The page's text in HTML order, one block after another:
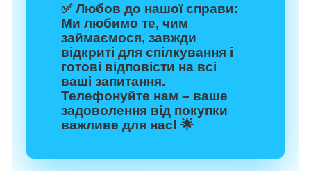
✅Любов до нашої справи:
Ми любимо те, чим
займаємося, завжди
відкриті для спілкування і
готові відповісти на всі
ваші запитання.
Телефонуйте нам – ваше
задоволення від покупки
важливе для нас! 🌟